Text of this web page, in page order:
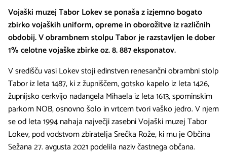
Vojaški muzej Tabor Lokev se ponaša z izjemno bogato
zbirko vojaških uniform, opreme in oborožitve iz različnih
obdobij. V obrambnem stolpu Tabor je razstavljen le dober
1% celotne vojaške zbirke oz. 8. 887 eksponatov.
V središču vasi Lokev stoji edinstven renesančni obrambni stolp
Tabor iz leta 1487, ki z župniščem, gotsko kapelo iz leta 1426,
župnijsko cerkvijo nadangela Mihaela iz leta 1613, spominskim
parkom NOB, osnovno šolo in vrtcem tvori vaško jedro. V njem
se od leta 1994 nahaja največji zasebni Vojaški muzej Tabor
Lokev, pod vodstvom zbiratelja Srečka Rože, ki mu je Občina
Sežana 27. avgusta 2021 podelila naziv častnega občana.